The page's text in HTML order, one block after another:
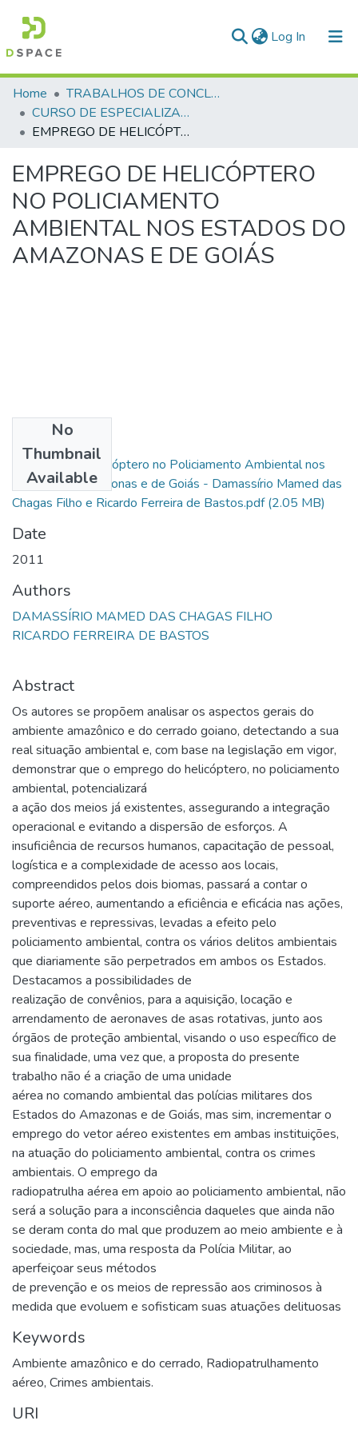
Log In (current)
Communities & Collections
All of DSpace
Home
TRABALHOS DE CONCLUSÃO DE CURSO - CEGESP (CURSO DE ESPECIALIZAÇÃO EM GERENCIAMENTO EM SEGURANÇA PÚBLICA)
CURSO DE ESPECIALIZAÇÃO EM GERENCIAMENTO EM SEGURANÇA PÚBLICA - CEGESP - 2011
EMPREGO DE HELICÓPTERO NO POLICIAMENTO AMBIENTAL NOS ESTADOS DO AMAZONAS E DE GOIÁS
EMPREGO DE HELICÓPTERO
NO POLICIAMENTO
AMBIENTAL NOS ESTADOS DO
AMAZONAS E DE GOIÁS
No
Thumbnail
Available
Emprego de Helicóptero no Policiamento Ambiental nos
Estados do Amazonas e de Goiás - Damassírio Mamed das
Chagas Filho e Ricardo Ferreira de Bastos.pdf(2.05 MB)
Date
2011
Authors
DAMASSÍRIO MAMED DAS CHAGAS FILHO
RICARDO FERREIRA DE BASTOS
Abstract
Os autores se propõem analisar os aspectos gerais do
ambiente amazônico e do cerrado goiano, detectando a sua
real situação ambiental e, com base na legislação em vigor,
demonstrar que o emprego do helicóptero, no policiamento
ambiental, potencializará
a ação dos meios já existentes, assegurando a integração
operacional e evitando a dispersão de esforços. A
insuficiência de recursos humanos, capacitação de pessoal,
logística e a complexidade de acesso aos locais,
compreendidos pelos dois biomas, passará a contar o
suporte aéreo, aumentando a eficiência e eficácia nas ações,
preventivas e repressivas, levadas a efeito pelo
policiamento ambiental, contra os vários delitos ambientais
que diariamente são perpetrados em ambos os Estados.
Destacamos a possibilidades de
realização de convênios, para a aquisição, locação e
arrendamento de aeronaves de asas rotativas, junto aos
órgãos de proteção ambiental, visando o uso específico de
sua finalidade, uma vez que, a proposta do presente
trabalho não é a criação de uma unidade
aérea no comando ambiental das polícias militares dos
Estados do Amazonas e de Goiás, mas sim, incrementar o
emprego do vetor aéreo existentes em ambas instituições,
na atuação do policiamento ambiental, contra os crimes
ambientais. O emprego da
radiopatrulha aérea em apoio ao policiamento ambiental, não
será a solução para a inconsciência daqueles que ainda não
se deram conta do mal que produzem ao meio ambiente e à
sociedade, mas, uma resposta da Polícia Militar, ao
aperfeiçoar seus métodos
de prevenção e os meios de repressão aos criminosos à
medida que evoluem e sofisticam suas atuações delituosas
Keywords
Ambiente amazônico e do cerrado, Radiopatrulhamento
aéreo, Crimes ambientais.
URI